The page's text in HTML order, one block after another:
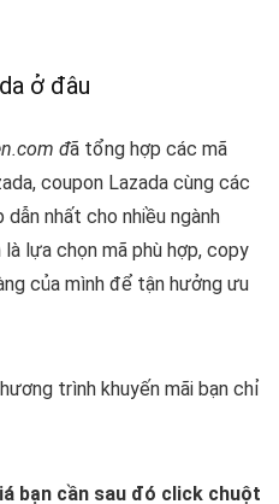
ở đâu
đã tổng hợp các mã
coupon Lazada cùng các
nhất cho nhiều ngành
là lựa chọn mã phù hợp, copy
của mình để tận hưởng ưu
trình khuyến mãi bạn chỉ
bạn cần sau đó click chuột